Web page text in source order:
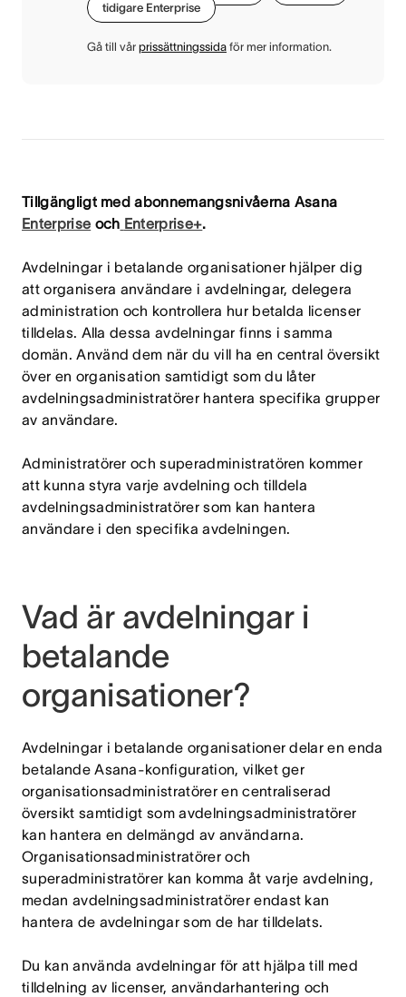
tidigare Enterprise
Gå till vår prissättningssida för mer information.
Tillgängligt med abonnemangsnivåerna Asana
Enterprise och Enterprise+.
Avdelningar i betalande organisationer hjälper dig
att organisera användare i avdelningar, delegera
administration och kontrollera hur betalda licenser
tilldelas. Alla dessa avdelningar finns i samma
domän. Använd dem när du vill ha en central översikt
över en organisation samtidigt som du låter
avdelningsadministratörer hantera specifika grupper
av användare.
Administratörer och superadministratören kommer
att kunna styra varje avdelning och tilldela
avdelningsadministratörer som kan hantera
användare i den specifika avdelningen.
Vad är avdelningar i
betalande
organisationer?
Avdelningar i betalande organisationer delar en enda
betalande Asana-konfiguration, vilket ger
organisationsadministratörer en centraliserad
översikt samtidigt som avdelningsadministratörer
kan hantera en delmängd av användarna.
Organisationsadministratörer och
superadministratörer kan komma åt varje avdelning,
medan avdelningsadministratörer endast kan
hantera de avdelningar som de har tilldelats.
Du kan använda avdelningar för att hjälpa till med
tilldelning av licenser, användarhantering och